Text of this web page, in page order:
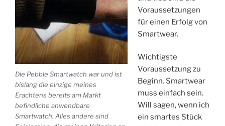
Die Pebble Smartwatch war und ist
bislang die einzige meines
Erachtens bereits am Markt
befindliche anwendbare
Smartwatch. Alles andere sind
Voraussetzungen
für einen Erfolg von
Smartwear.
Wichtigste
Voraussetzung zu
Beginn. Smartwear
muss einfach sein.
Will sagen, wenn ich
ein smartes Stück